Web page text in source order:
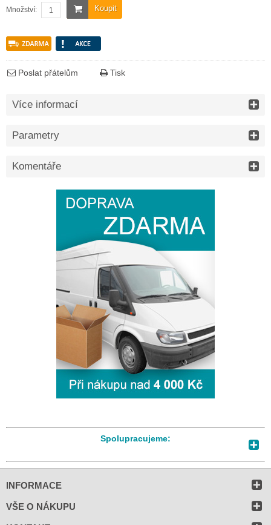
Koupit
Množství:
Poslat přátelům Tisk
Více informací
Parametry
Komentáře
Spolupracujeme:
INFORMACE
VŠE O NÁKUPU